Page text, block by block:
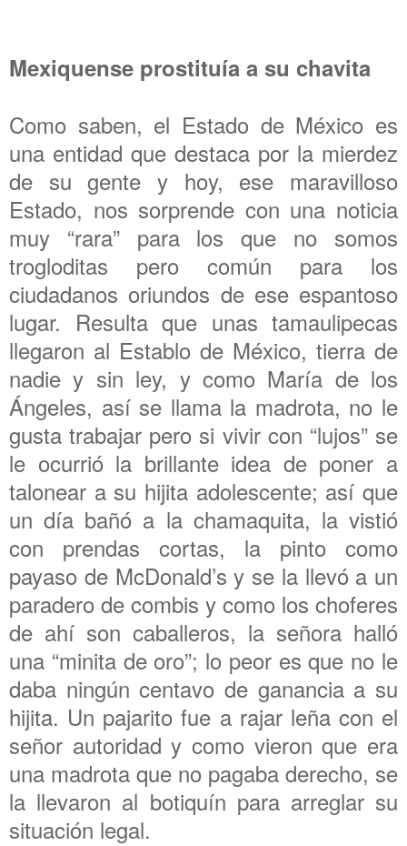
Mexiquense prostituía a su chavita
Como saben, el Estado de México es
una entidad que destaca por la mierdez
de su gente y hoy, ese maravilloso
Estado, nos sorprende con una noticia
muy “rara” para los que no somos
trogloditas pero común para los
ciudadanos oriundos de ese espantoso
lugar. Resulta que unas tamaulipecas
llegaron al Establo de México, tierra de
nadie y sin ley, y como María de los
Ángeles, así se llama la madrota, no le
gusta trabajar pero si vivir con “lujos” se
le ocurrió la brillante idea de poner a
talonear a su hijita adolescente; así que
un día bañó a la chamaquita, la vistió
con prendas cortas, la pinto como
payaso de McDonald’s y se la llevó a un
paradero de combis y como los choferes
de ahí son caballeros, la señora halló
una “minita de oro”; lo peor es que no le
daba ningún centavo de ganancia a su
hijita. Un pajarito fue a rajar leña con el
señor autoridad y como vieron que era
una madrota que no pagaba derecho, se
la llevaron al botiquín para arreglar su
situación legal.